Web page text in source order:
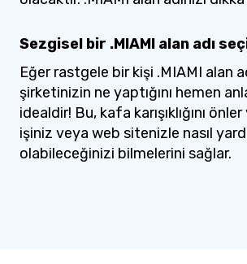
Sezgisel bir .MIAMI alan adı
Eğer rastgele bir kişi .MIAMI alan
şirketinizin ne yaptığını hemen
idealdir! Bu, kafa karışıklığını
işiniz veya web sitenizle nasıl
olabileceğinizi bilmelerini sağlar.